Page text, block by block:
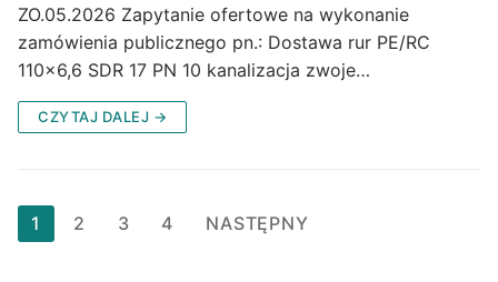
ZO.05.2026 Zapytanie ofertowe na wykonanie
zamówienia publicznego pn.: Dostawa rur PE/RC
110×6,6 SDR 17 PN 10 kanalizacja zwoje…
CZYTAJ DALEJ →
Stronicowanie
wpisów
1 2 3 4 NASTĘPNY